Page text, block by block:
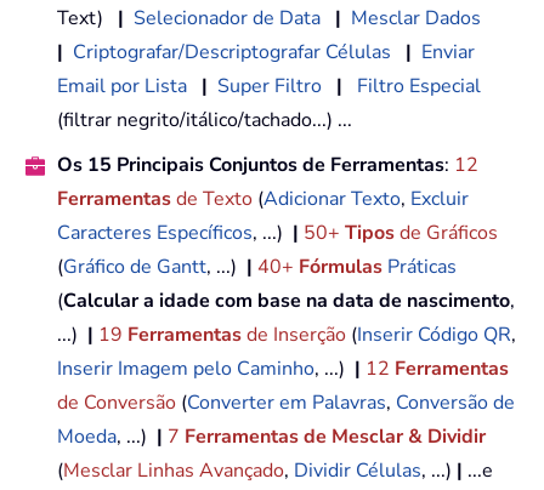
Text) | Selecionador de Data | Mesclar Dados
| Criptografar/Descriptografar Células | Enviar
Email por Lista | Super Filtro |
Filtro Especial
(filtrar negrito/itálico/tachado...) ...
Os 15 Principais Conjuntos de Ferramentas: 12
Ferramentasde Texto (Adicionar Texto, Excluir
Caracteres Específicos, ...) | 50+ Tiposde Gráficos
(Gráfico de Gantt, ...) | 40+ Fórmulas Práticas
(Calcular a idade com base na data de nascimento,
...) | 19 Ferramentasde Inserção (Inserir Código QR,
Inserir Imagem pelo Caminho, ...) | 12 Ferramentas
de Conversão (Converter em Palavras, Conversão de
Moeda, ...) | 7 Ferramentas de Mesclar & Dividir
(Mesclar Linhas Avançado, Dividir Células, ...) | ...e